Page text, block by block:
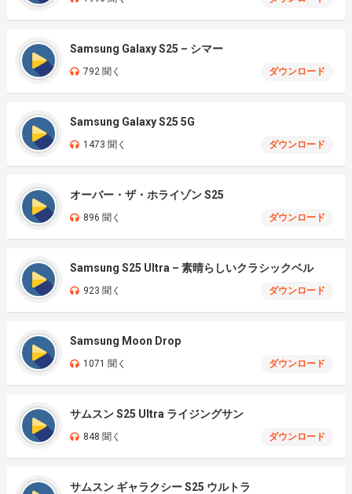
Samsung Galaxy S25 – シマー
792 聞く ダウンロード
Samsung Galaxy S25 5G
1473 聞く ダウンロード
オーバー・ザ・ホライゾン S25
896 聞く ダウンロード
Samsung S25 Ultra – 素晴らしいクラシックベル
923 聞く ダウンロード
Samsung Moon Drop
1071 聞く ダウンロード
サムスン S25 Ultra ライジングサン
848 聞く ダウンロード
サムスン ギャラクシー S25 ウルトラ